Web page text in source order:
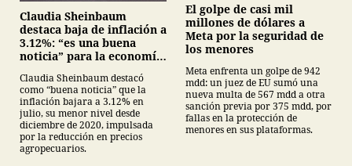
Claudia Sheinbaum
destaca baja de inflación a
3.12%: “es una buena
noticia” para la economía
Claudia Sheinbaum destacó
como “buena noticia” que la
inflación bajara a 3.12% en
julio, su menor nivel desde
diciembre de 2020, impulsada
por la reducción en precios
agropecuarios.
El golpe de casi mil
millones de dólares a
Meta por la seguridad de
los menores
Meta enfrenta un golpe de 942
mdd: un juez de EU sumó una
nueva multa de 567 mdd a otra
sanción previa por 375 mdd, por
fallas en la protección de
menores en sus plataformas.